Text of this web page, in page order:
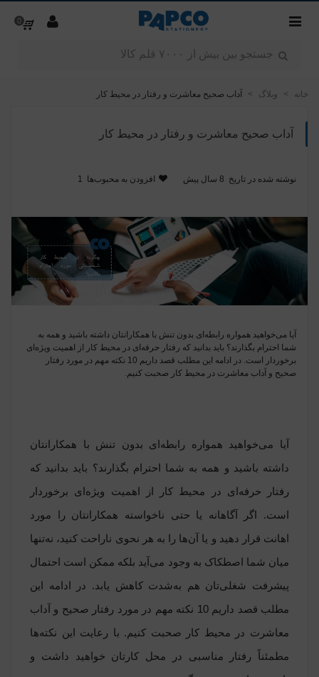
0
خانه > وبلاگ > آداب صحیح معاشرت و رفتار در محیط کار
آداب صحیح معاشرت و رفتار در محیط کار
نوشته شده در تاریخ 8 سال پیش افزودن به محبوب‌ها 1
آیا می‌خواهید همواره رابطه‌ای بدون تنش با همکارانتان داشته باشید و همه به
شما احترام بگذارند؟ باید بدانید که رفتار حرفه‌ای در محیط کار از اهمیت ویژه‌ای
برخوردار است. در ادامه این مطلب قصد داریم 10 نکته مهم در مورد رفتار
صحیح و آداب معاشرت در محیط کار صحبت کنیم.
آیا می‌خواهید همواره رابطه‌ای بدون تنش با همکارانتان
داشته باشید و همه به شما احترام بگذارند؟ باید بدانید که
رفتار حرفه‌ای در محیط کار از اهمیت ویژه‌ای برخوردار
است. اگر آگاهانه یا حتی ناخواسته همکارانتان را مورد
اهانت قرار دهید و یا آن‌ها را به هر نحوی ناراحت کنید، نه‌تنها
میان شما اصطکاک به وجود می‌آید بلکه ممکن است احتمال
پیشرفت شغلی‌تان هم به‌شدت کاهش یابد. در ادامه این
مطلب قصد داریم 10 نکته مهم در مورد رفتار صحیح و آداب
معاشرت در محیط کار صحبت کنیم. با رعایت این نکته‌ها
مطمئناً رفتار مناسبی در محل کارتان خواهید داشت و